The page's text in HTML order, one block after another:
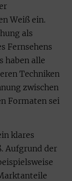
Weiß ein.
als
Fernsehens
haben alle
Techniken
zwischen
Formaten sei
klares
Aufgrund der